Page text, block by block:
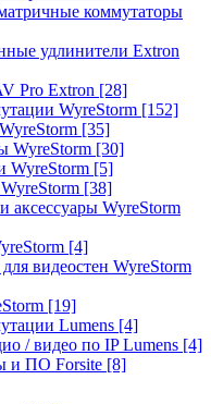
коммутаторы
удлинители Extron
Pro Extron [28]
WyreStorm [152]
[35]
WyreStorm [30]
WyreStorm [5]
[38]
аксессуары WyreStorm
[4]
видеостен WyreStorm
[19]
Lumens [4]
/ видео по IP Lumens [4]
и ПО Forsite [8]